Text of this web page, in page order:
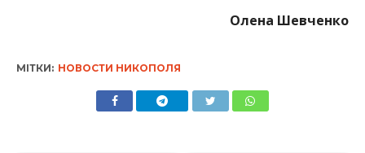
Олена Шевченко
МІТКИ: НОВОСТИ НИКОПОЛЯ